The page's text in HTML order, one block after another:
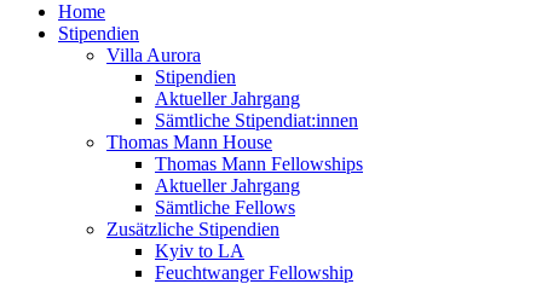
Home
Stipendien
Villa Aurora
Stipendien
Aktueller Jahrgang
Sämtliche Stipendiat:innen
Thomas Mann House
Thomas Mann Fellowships
Aktueller Jahrgang
Sämtliche Fellows
Zusätzliche Stipendien
Kyiv to LA
Feuchtwanger Fellowship